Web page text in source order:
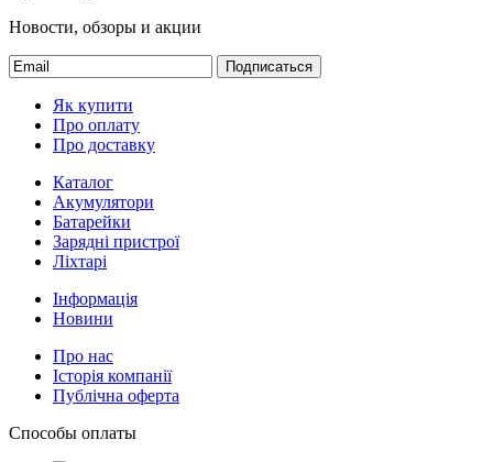
Новости, обзоры и акции
Подписаться
Як купити
Про оплату
Про доставку
Каталог
Акумулятори
Батарейки
Зарядні пристрої
Ліхтарі
Інформація
Новини
Про нас
Історія компанії
Публічна оферта
Способы оплаты